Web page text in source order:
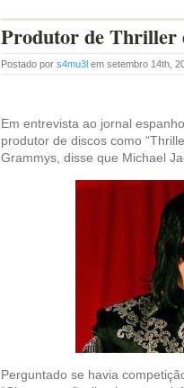
Produtor de Thriller
Postado por s4mu3l em setembro 14th,
Em entrevista ao jornal
produtor de discos como
Grammys, disse que Michael
Perguntado se havia